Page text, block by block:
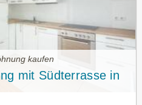
kaufen
mit Südterrasse in